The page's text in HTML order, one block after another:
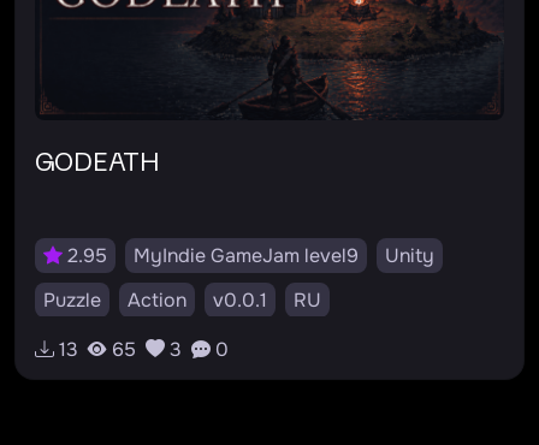
GODEATH
2.95 MyIndie GameJam level9
Unity
Puzzle
Action v0.0.1
RU
13
65 3 0